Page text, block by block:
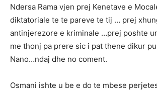
Ndersa Rama vjen prej Kenetave e
diktatoriale te te pareve te tij … prej
antinjerezore e kriminale …prej poshte
me thonj pa prere sic i pat thene dikur
Nano…ndaj dhe no coment.
Osmani ishte u be e do te mbese